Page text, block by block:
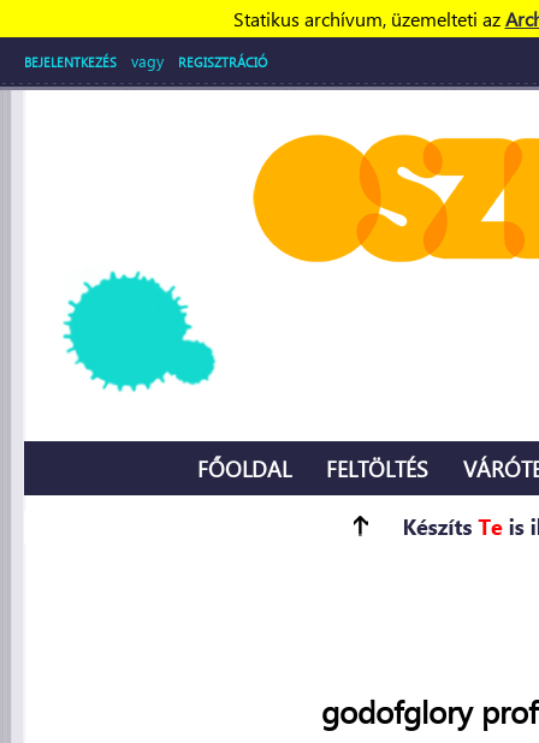
Statikus archívum, üzemelteti az
BEJELENTKEZÉS vagy REGISZTRÁCIÓ
FŐOLDAL FELTÖLTÉS
godofglory